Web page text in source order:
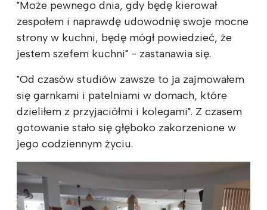
"Może pewnego dnia, gdy będę kierował
zespołem i naprawdę udowodnię swoje mocne
strony w kuchni, będę mógł powiedzieć, że
jestem szefem kuchni" - zastanawia się.
"Od czasów studiów zawsze to ja zajmowałem
się garnkami i patelniami w domach, które
dzieliłem z przyjaciółmi i kolegami". Z czasem
gotowanie stało się głęboko zakorzenione w
jego codziennym życiu.